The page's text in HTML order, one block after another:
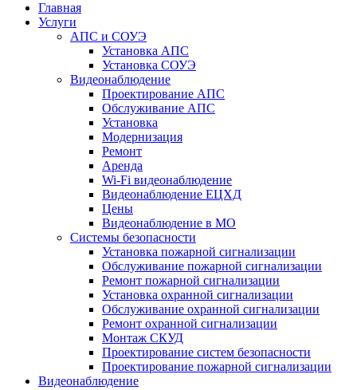
Главная
Услуги
АПС и СОУЭ
Установка АПС
Установка СОУЭ
Видеонаблюдение
Проектирование АПС
Обслуживание АПС
Установка
Модернизация
Ремонт
Аренда
Wi-Fi видеонаблюдение
Видеонаблюдение ЕЦХД
Цены
Видеонаблюдение в МО
Системы безопасности
Установка пожарной сигнализации
Обслуживание пожарной сигнализации
Ремонт пожарной сигнализации
Установка охранной сигнализации
Обслуживание охранной сигнализации
Ремонт охранной сигнализации
Монтаж СКУД
Проектирование систем безопасности
Проектирование пожарной сигнализации
Видеонаблюдение